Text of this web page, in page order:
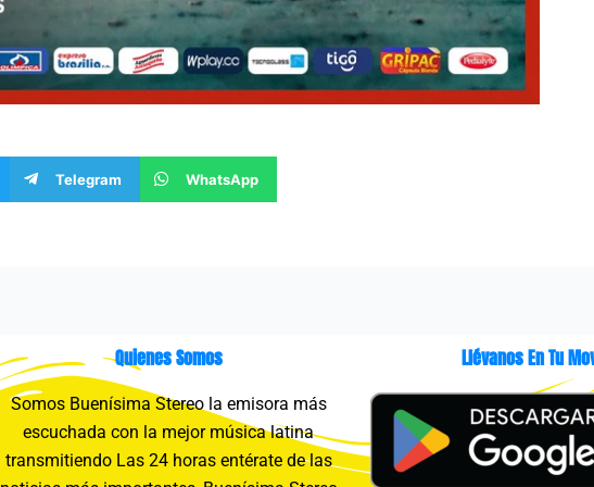
Telegram WhatsApp
Quienes Somos
Somos Buenísima Stereo la emisora más
escuchada con la mejor música latina
transmitiendo Las 24 horas entérate de las
Llévanos En Tu